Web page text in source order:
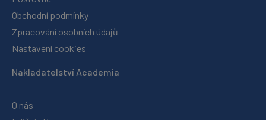
Obchodní podmínky
Zpracování osobních údajů
Nastavení cookies
Nakladatelství Academia
O nás